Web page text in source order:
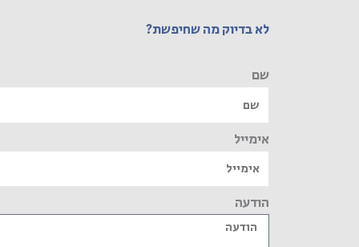
לא בדיוק מה שחיפשת?
שם
אימייל
הודעה